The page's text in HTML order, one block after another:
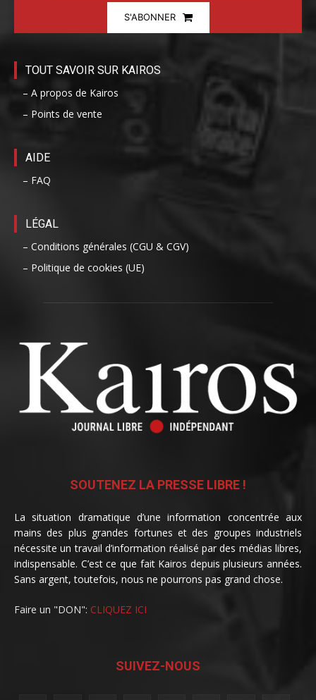
S'ABONNER
TOUT SAVOIR SUR KAIROS
– A propos de Kairos
– Points de vente
AIDE
– FAQ
LÉGAL
– Conditions générales (CGU & CGV)
– Politique de cookies (UE)
SOUTENEZ LA PRESSE LIBRE !
La situation dramatique d’une information concentrée aux
mains des plus grandes fortunes et des groupes industriels
nécessite un travail d’information réalisé par des médias libres,
indispensable. C’est ce que fait Kairos depuis plusieurs années.
Sans argent, toutefois, nous ne pourrons pas grand chose.
Faire un "DON": CLIQUEZ ICI
SUIVEZ-NOUS